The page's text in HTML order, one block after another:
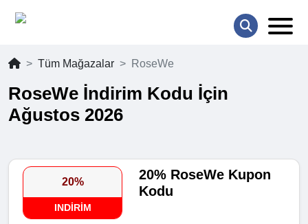
Tüm Mağazalar RoseWe
RoseWe İndirim Kodu İçin
Ağustos 2026
20%
INDIRIM
20% RoseWe Kupon
Kodu